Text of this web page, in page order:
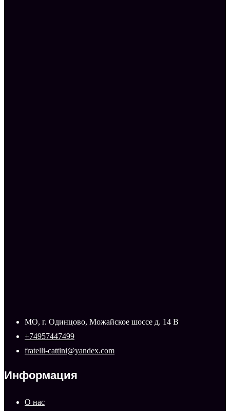
МО, г. Одинцово, Можайское шоссе д. 14 В
+74957447499
fratelli-cattini@yandex.com
Информация
О нас